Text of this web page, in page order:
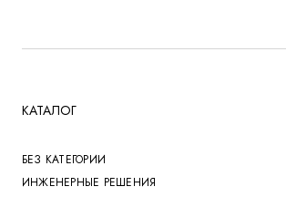
КАТАЛОГ
БЕЗ КАТЕГОРИИ
ИНЖЕНЕРНЫЕ РЕШЕНИЯ